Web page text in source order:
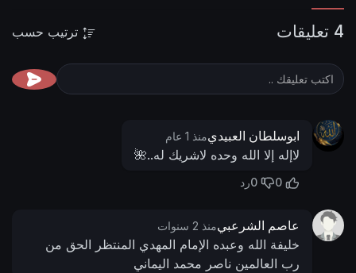
4 تعليقات ترتيب حسب
ابوسلطان العبيديمنذ 1 عام
لاإله إلا الله وحده لاشريك له..🌺
0
0رد
عاصم الشرعبيمنذ 2 سنوات
خليفة الله وعبده الإمام المهدي المنتظر الحق من
رب العالمين ناصر محمد اليماني